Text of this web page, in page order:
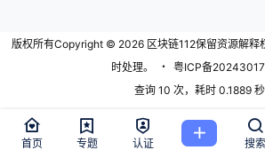
版权所有Copyright © 2026区块链112保留资源解释
时处理。
・ 粤ICP备
查询 10 次，耗时 0.1889 秒
首页 专题 认证 搜索